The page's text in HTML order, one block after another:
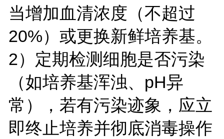
当增加血清浓度（不超过
20%）或更换新鲜培养基。
2）定期检测细胞是否污染
（如培养基浑浊、pH异
常），若有污染迹象，应立
即终止培养并彻底消毒操作